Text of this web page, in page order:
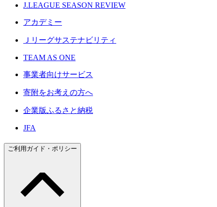
J.LEAGUE SEASON REVIEW
アカデミー
Ｊリーグサステナビリティ
TEAM AS ONE
事業者向けサービス
寄附をお考えの方へ
企業版ふるさと納税
JFA
ご利用ガイド・ポリシー